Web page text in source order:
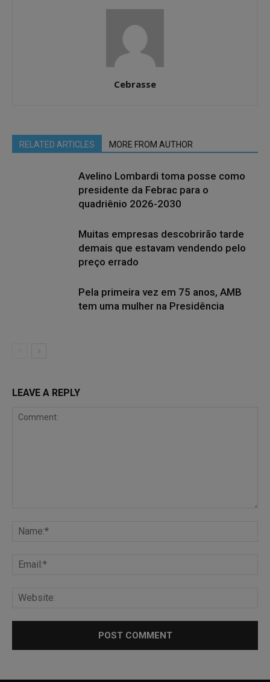
Cebrasse
RELATED ARTICLES MORE FROM AUTHOR
Avelino Lombardi toma posse como
presidente da Febrac para o
quadriênio 2026-2030
Muitas empresas descobrirão tarde
demais que estavam vendendo pelo
preço errado
Pela primeira vez em 75 anos, AMB
tem uma mulher na Presidência
LEAVE A REPLY